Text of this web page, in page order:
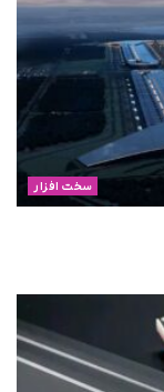
سخت افزار